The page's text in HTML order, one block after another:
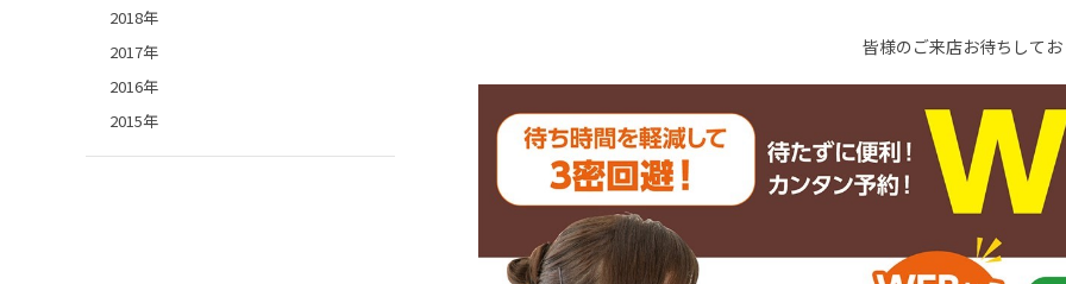
皆様のご来店お待ちして
2018年
2017年
2016年
2015年